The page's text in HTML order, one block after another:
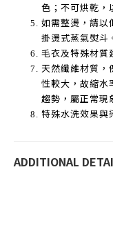
色；不可烘乾，
如需整燙，請以
掛燙式蒸氣熨斗
毛衣及特殊材質
天然纖維材質，
性較大，故縮水
趨勢，屬正常現
特殊水洗效果與
ADDITIONAL